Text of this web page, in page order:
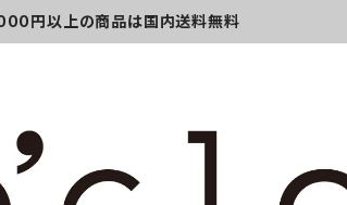
円以上の商品は国内送料無料